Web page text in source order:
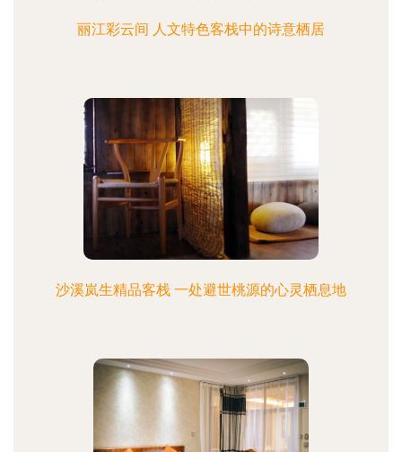
丽江彩云间 人文特色客栈中的诗意栖居
沙溪岚生精品客栈 一处避世桃源的心灵栖息地